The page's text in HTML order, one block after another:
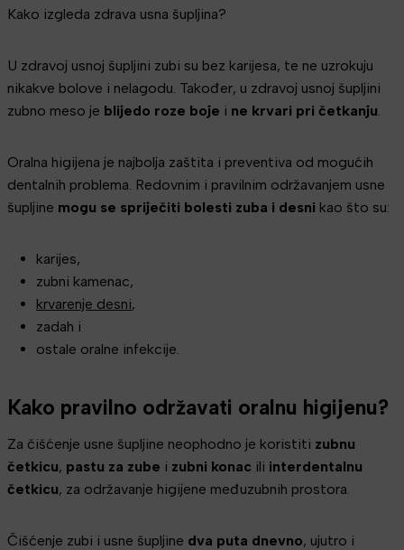
Kako izgleda zdrava usna šupljina?
U zdravoj usnoj šupljini zubi su bez karijesa, te ne uzrokuju
nikakve bolove i nelagodu. Također, u zdravoj usnoj šupljini
zubno meso je blijedo roze boje i ne krvari pri četkanju.
Oralna higijena je najbolja zaštita i preventiva od mogućih
dentalnih problema. Redovnim i pravilnim održavanjem usne
šupljine mogu se spriječiti bolesti zuba i desni kao što su:
karijes,
zubni kamenac,
krvarenje desni,
zadah i
ostale oralne infekcije.
Kako pravilno održavati oralnu higijenu?
Za čišćenje usne šupljine neophodno je koristiti zubnu
četkicu, pastu za zube i zubni konac ili interdentalnu
četkicu, za održavanje higijene međuzubnih prostora.
Čišćenje zubi i usne šupljine dva puta dnevno, ujutro i